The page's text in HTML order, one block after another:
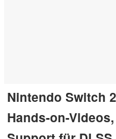
Nintendo Switch
Hands-on-